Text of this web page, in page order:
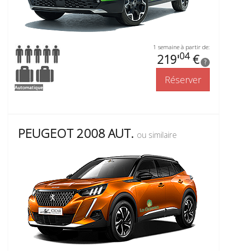
1 semaine à partir de:
219'04€ ?
Réserver
PEUGEOT 2008 AUT. ou similaire